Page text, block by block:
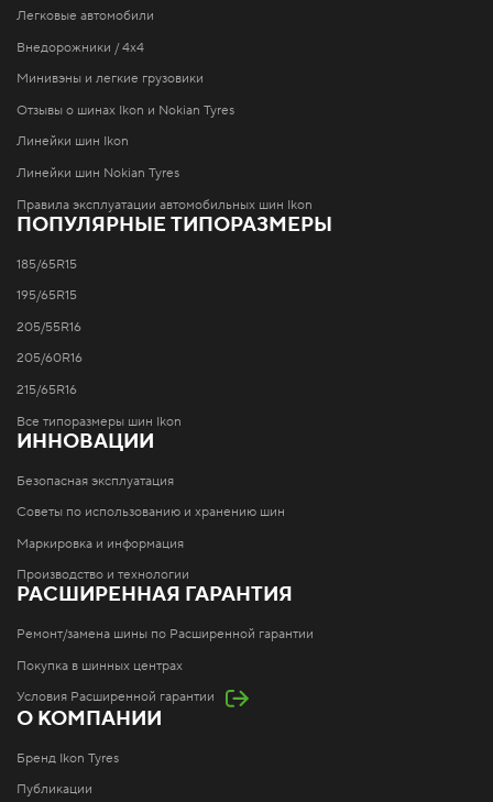
Легковые автомобили
Внедорожники / 4x4
Минивэны и легкие грузовики
Отзывы о шинах Ikon и Nokian Tyres
Линейки шин Ikon
Линейки шин Nokian Tyres
Правила эксплуатации автомобильных шин Ikon
ПОПУЛЯРНЫЕ ТИПОРАЗМЕРЫ
185/65R15
195/65R15
205/55R16
205/60R16
215/65R16
Все типоразмеры шин Ikon
ИННОВАЦИИ
Безопасная эксплуатация
Советы по использованию и хранению шин
Маркировка и информация
Производство и технологии
РАСШИРЕННАЯ ГАРАНТИЯ
Ремонт/замена шины по Расширенной гарантии
Покупка в шинных центрах
Условия Расширенной гарантии
О КОМПАНИИ
Бренд Ikon Tyres
Публикации